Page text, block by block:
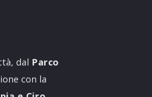
dal Parco
con la